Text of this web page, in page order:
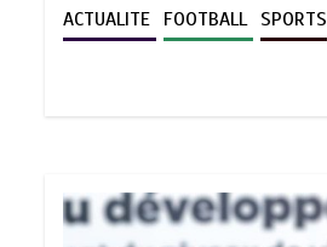
ACTUALITE FOOTBALL SPORTS